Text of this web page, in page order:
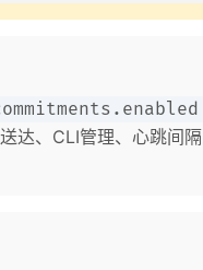
达、CLI管理、心跳间